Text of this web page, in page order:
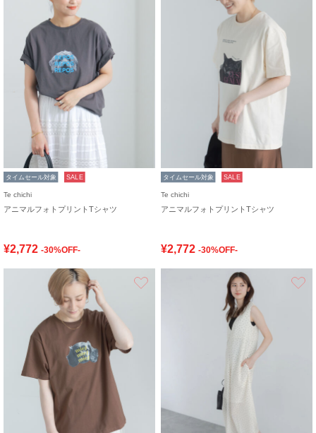
タイムセール対象 SALE
Te chichi
アニマルフォトプリントTシャツ
¥2,772 -30%OFF-
タイムセール対象 SALE
Te chichi
アニマルフォトプリントTシャツ
¥2,772 -30%OFF-